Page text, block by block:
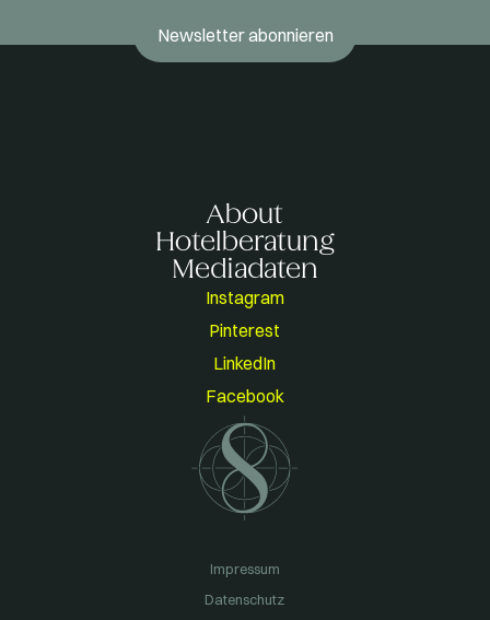
About
Hotelberatung
Mediadaten
Instagram
Pinterest
LinkedIn
Facebook
Impressum
Datenschutz